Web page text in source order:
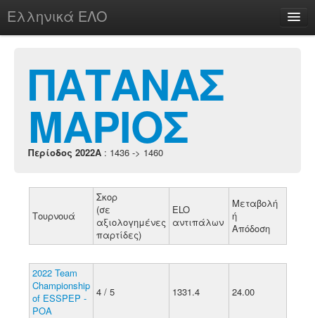
Ελληνικά ΕΛΟ
chesstu.be @ discord
Login
ΠΑΤΑΝΑΣ
ΜΑΡΙΟΣ
Περίοδος 2022A : 1436 -> 1460
Τουρνουά
Σκορ
(σε
αξιολογημένες
παρτίδες)
ELO
αντιπάλων
Μεταβολή
ή
Απόδοση
2022 Team
Championship
of ESSPEP -
POA
4 / 5 1331.4 24.00